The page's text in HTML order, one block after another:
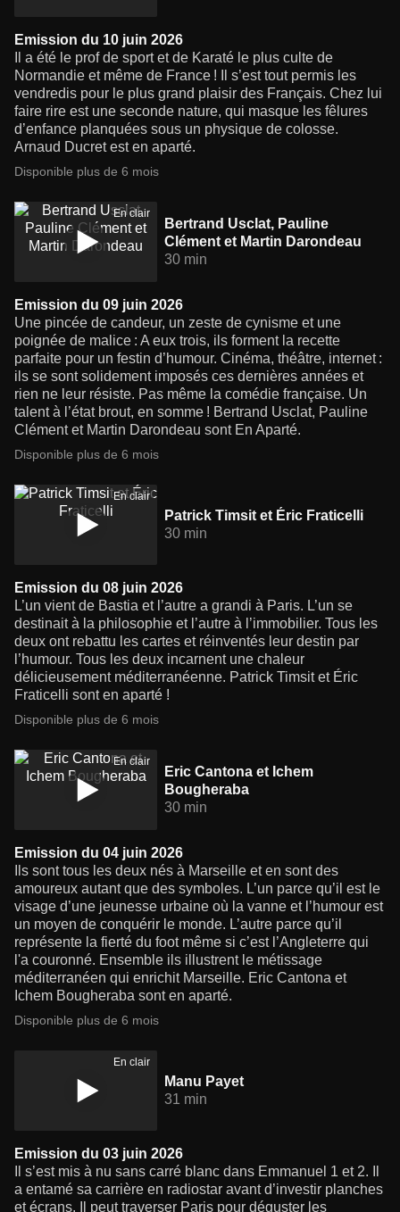
Emission du 10 juin 2026
Il a été le prof de sport et de Karaté le plus culte de
Normandie et même de France ! Il s’est tout permis les
vendredis pour le plus grand plaisir des Français. Chez lui
faire rire est une seconde nature, qui masque les fêlures
d’enfance planquées sous un physique de colosse.
Arnaud Ducret est en aparté.
Disponible plus de 6 mois
En clair
Bertrand Usclat, Pauline
Clément et Martin Darondeau
30 min
Emission du 09 juin 2026
Une pincée de candeur, un zeste de cynisme et une
poignée de malice : A eux trois, ils forment la recette
parfaite pour un festin d’humour. Cinéma, théâtre, internet :
ils se sont solidement imposés ces dernières années et
rien ne leur résiste. Pas même la comédie française. Un
talent à l’état brout, en somme ! Bertrand Usclat, Pauline
Clément et Martin Darondeau sont En Aparté.
Disponible plus de 6 mois
En clair
Patrick Timsit et Éric Fraticelli
30 min
Emission du 08 juin 2026
L’un vient de Bastia et l’autre a grandi à Paris. L’un se
destinait à la philosophie et l’autre à l’immobilier. Tous les
deux ont rebattu les cartes et réinventés leur destin par
l’humour. Tous les deux incarnent une chaleur
délicieusement méditerranéenne. Patrick Timsit et Éric
Fraticelli sont en aparté !
Disponible plus de 6 mois
En clair
Eric Cantona et Ichem
Bougheraba
30 min
Emission du 04 juin 2026
Ils sont tous les deux nés à Marseille et en sont des
amoureux autant que des symboles. L’un parce qu’il est le
visage d’une jeunesse urbaine où la vanne et l’humour est
un moyen de conquérir le monde. L’autre parce qu’il
représente la fierté du foot même si c’est l’Angleterre qui
l'a couronné. Ensemble ils illustrent le métissage
méditerranéen qui enrichit Marseille. Eric Cantona et
Ichem Bougheraba sont en aparté.
Disponible plus de 6 mois
En clair
Manu Payet
31 min
Emission du 03 juin 2026
Il s’est mis à nu sans carré blanc dans Emmanuel 1 et 2. Il
a entamé sa carrière en radiostar avant d’investir planches
et écrans. Il peut traverser Paris pour déguster les